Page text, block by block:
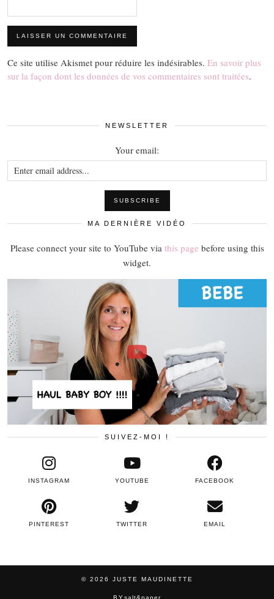
Ce site utilise Akismet pour réduire les indésirables. En savoir plus
sur la façon dont les données de vos commentaires sont traitées.
NEWSLETTER
Your email:
MA DERNIÈRE VIDÉO
Please connect your site to YouTube via this page before using this
widget.
SUIVEZ-MOI !
TWITTER
INSTAGRAM FACEBOOK
PINTEREST
YOUTUBE
EMAIL
© 2026 JUSTE MAUDINETTE
BYsalt&paper